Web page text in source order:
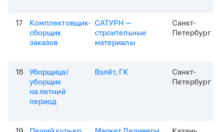
17
Комплектовщик-
сборщик
заказов
САТУРН —
строительные
материалы
Санкт-
Петербург
18
Уборщица/
уборщик
на летний
период
Взлёт, ГК
Санкт-
Петербург